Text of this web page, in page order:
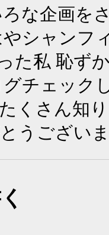
な企画を
シャンフ
た私 恥ず
チェック
くさん知
うござい